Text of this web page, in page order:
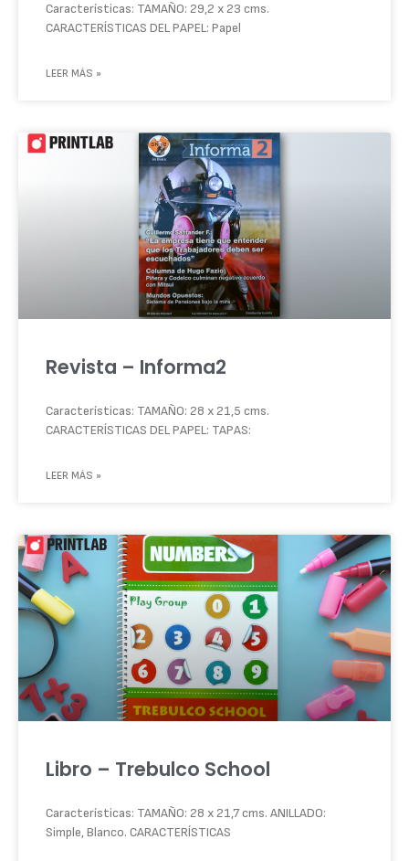
Características: TAMAÑO: 29,2 x 23 cms.
CARACTERÍSTICAS DEL PAPEL: Papel
LEER MÁS »
Revista – Informa2
Características: TAMAÑO: 28 x 21,5 cms.
CARACTERÍSTICAS DEL PAPEL: TAPAS:
LEER MÁS »
Libro – Trebulco School
Características: TAMAÑO: 28 x 21,7 cms. ANILLADO:
Simple, Blanco. CARACTERÍSTICAS